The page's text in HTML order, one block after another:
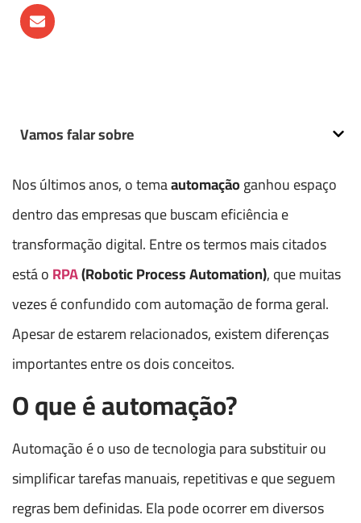
Vamos falar sobre
Nos últimos anos, o temaautomaçãoganhou espaço
dentro das empresas que buscam eficiência e
transformação digital. Entre os termos mais citados
está oRPA(Robotic Process Automation), que muitas
vezes é confundido com automação de forma geral.
Apesar de estarem relacionados, existem diferenças
importantes entre os dois conceitos.
O que é automação?
Automação é o uso de tecnologia para substituir ou
simplificar tarefas manuais, repetitivas e que seguem
regras bem definidas. Ela pode ocorrer em diversos